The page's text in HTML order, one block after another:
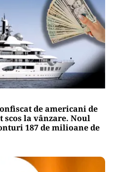
de americani de
la vânzare. Noul
187 de milioane de